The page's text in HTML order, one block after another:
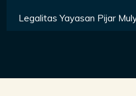
Legalitas Yayasan Pijar